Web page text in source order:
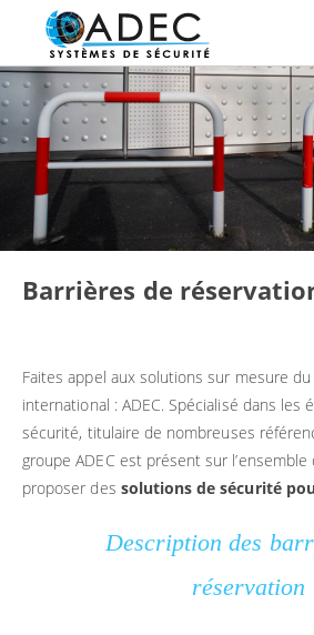
Barrières de
Faites appel aux solutions sur mesure
international : ADEC. Spécialisé dans les
sécurité, titulaire de nombreuses
groupe ADEC est présent sur
proposer des solutions de sécurité
Description des
réservation